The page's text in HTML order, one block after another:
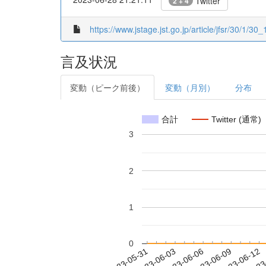
https://www.jstage.jst.go.jp/article/jfsr/30/1/
言及状況
変動（ピーク前後） 変動（月別） 分布
合計 Twitter (通常)
0
1
2
3